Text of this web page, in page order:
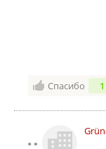
Спасибо 1